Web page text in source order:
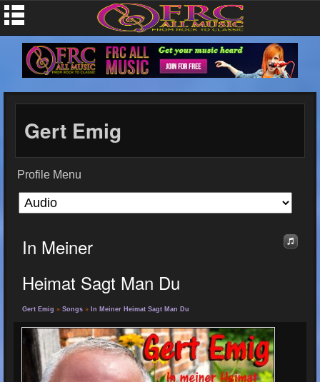
Gert Emig
Profile Menu
In Meiner
Heimat Sagt Man Du
Gert Emig » Songs » In Meiner Heimat Sagt Man Du